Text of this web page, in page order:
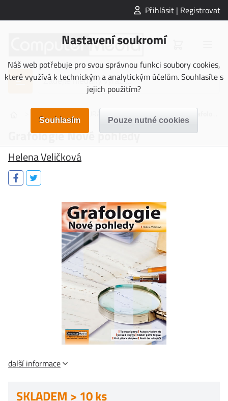
Přihlásit | Registrovat
Nastavení soukromí
Náš web potřebuje pro svou správnou funkci soubory cookies,
které využívá k technickým a analytickým účelům. Souhlasíte s
jejich použitím?
NAUČNÁ LITERATURA
Grafologie Nové pohledy
Helena Veličková
další informace
SKLADEM > 10 ks